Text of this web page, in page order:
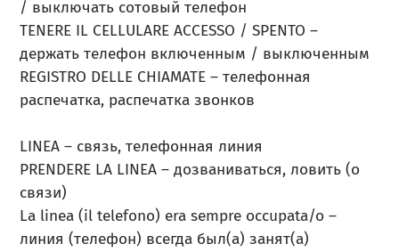
/ выключать сотовый телефон
TENERE IL CELLULARE ACCESSO / SPENTO –
держать телефон включенным / выключенным
REGISTRO DELLE CHIAMATE – телефонная
распечатка, распечатка звонков
LINEA – связь, телефонная линия
PRENDERE LA LINEA – дозваниваться, ловить (о
связи)
La linea (il telefono) era sempre occupata/o –
линия (телефон) всегда был(а) занят(а)